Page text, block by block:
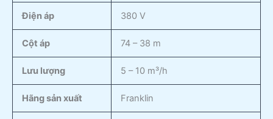
Điện áp 380 V
Cột áp 74 – 38 m
Lưu lượng 5 – 10 m³/h
Hãng sản xuất Franklin